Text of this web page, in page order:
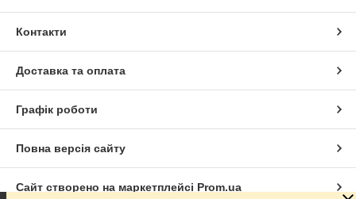
Контакти
Доставка та оплата
Графік роботи
Повна версія сайту
Сайт створено на маркетплейсі Prom.ua